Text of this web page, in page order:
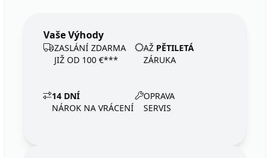
Vaše Výhody
ZASLÁNÍ ZDARMA
JIŽ OD 100 €***
AŽ PĚTILETÁ
ZÁRUKA
14 DNÍ
NÁROK NA VRÁCENÍ
OPRAVA
SERVIS